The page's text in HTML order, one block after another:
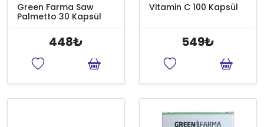
Green Farma Saw
Palmetto 30 Kapsül
448₺
Vitamin C 100 Kapsül
549₺